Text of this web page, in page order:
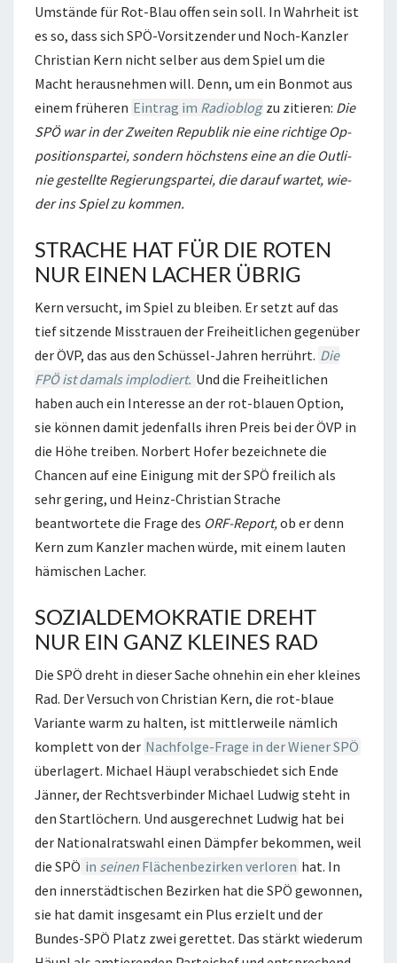
Umstände für Rot-Blau offen sein soll. In Wahrheit ist
es so, dass sich SPÖ-Vorsitzender und Noch-Kanzler
Christian Kern nicht selber aus dem Spiel um die
Macht herausnehmen will. Denn, um ein Bonmot aus
einem früheren Eintrag im Radioblog zu zitieren: Die
SPÖ war in der Zwei­ten Re­pu­blik nie ei­ne rich­ti­ge Op­
po­si­ti­ons­par­tei, son­dern höchs­tens ei­ne an die Out­li­
nie ge­stell­te Re­gie­rungs­par­tei, die dar­auf war­tet, wie­
der ins Spiel zu kom­men.
STRACHE HAT FÜR DIE ROTEN
NUR EINEN LACHER ÜBRIG
Kern versucht, im Spiel zu bleiben. Er setzt auf das
tief sitzende Misstrauen der Freiheitlichen gegenüber
der ÖVP, das aus den Schüssel-Jahren herrührt. Die
FPÖ ist damals implodiert. Und die Freiheitlichen
haben auch ein Interesse an der rot-blauen Option,
sie können damit jedenfalls ihren Preis bei der ÖVP in
die Höhe treiben. Norbert Hofer bezeichnete die
Chancen auf eine Einigung mit der SPÖ freilich als
sehr gering, und Heinz-Christian Strache
beantwortete die Frage des ORF-Report,ob er denn
Kern zum Kanzler machen würde, mit einem lauten
hämischen Lacher.
SOZIALDEMOKRATIE DREHT
NUR EIN GANZ KLEINES RAD
Die SPÖ dreht in dieser Sache ohnehin ein eher kleines
Rad. Der Versuch von Christian Kern, die rot-blaue
Variante warm zu halten, ist mittlerweile nämlich
komplett von der Nachfolge-Frage in der Wiener SPÖ
überlagert. Michael Häupl verabschiedet sich Ende
Jänner, der Rechtsverbinder Michael Ludwig steht in
den Startlöchern. Und ausgerechnet Ludwig hat bei
der Nationalratswahl einen Dämpfer bekommen, weil
die SPÖ in seinen Flächenbezirken verloren hat. In
den innerstädtischen Bezirken hat die SPÖ gewonnen,
sie hat damit insgesamt ein Plus erzielt und der
Bundes-SPÖ Platz zwei gerettet. Das stärkt wiederum